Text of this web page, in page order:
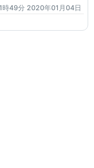
時49分 2020年01月04日